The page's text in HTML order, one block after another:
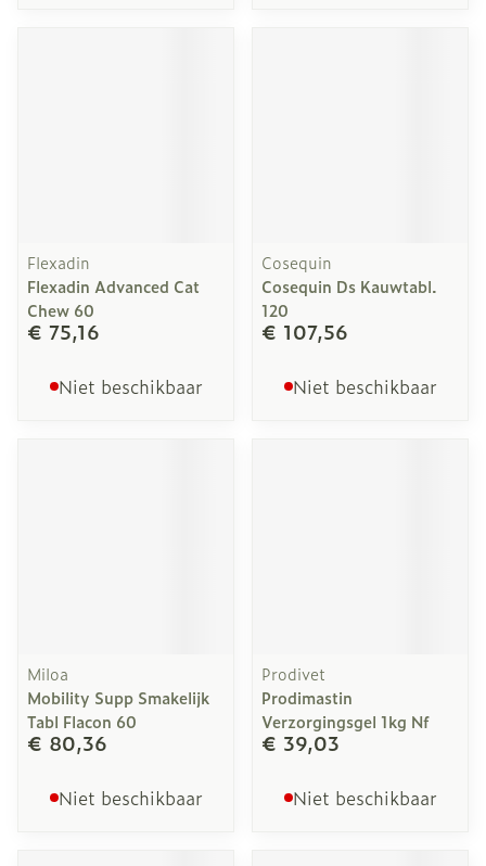
Flexadin
Flexadin Advanced Cat
Chew 60
€ 75,16
Niet beschikbaar
Cosequin
Cosequin Ds Kauwtabl.
120
€ 107,56
Niet beschikbaar
Miloa
Mobility Supp Smakelijk
Tabl Flacon 60
€ 80,36
Niet beschikbaar
Prodivet
Prodimastin
Verzorgingsgel 1kg Nf
€ 39,03
Niet beschikbaar